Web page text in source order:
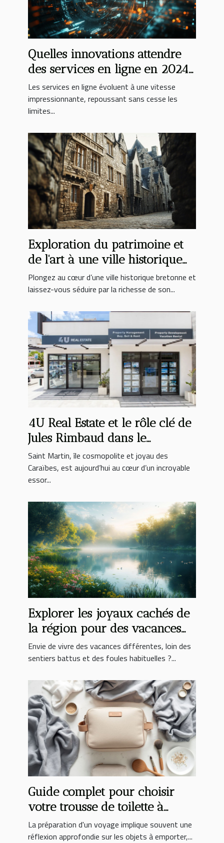
Quelles innovations attendre
des services en ligne en 2024
?
Les services en ligne évoluent à une vitesse
impressionnante, repoussant sans cesse les
limites...
Exploration du patrimoine et
de l'art à une ville historique
bretonne
Plongez au cœur d’une ville historique bretonne et
laissez-vous séduire par la richesse de son...
4U Real Estate et le rôle clé de
Jules Rimbaud dans le
développement immobilier à
Saint Martin
Saint Martin, île cosmopolite et joyau des
Caraïbes, est aujourd’hui au cœur d’un incroyable
essor...
Explorer les joyaux cachés de
la région pour des vacances
inoubliables
Envie de vivre des vacances différentes, loin des
sentiers battus et des foules habituelles ?...
Guide complet pour choisir
votre trousse de toilette à
suspendre idéale
La préparation d'un voyage implique souvent une
réflexion approfondie sur les objets à emporter,...